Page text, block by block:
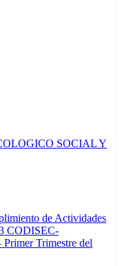
SOCIAL Y
de Actividades
CODISEC-
Trimestre del